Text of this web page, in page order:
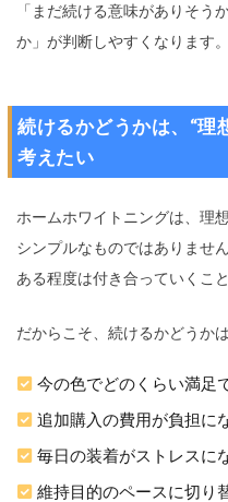
「まだ続ける意味がありそう
か」が判断しやすくなります。
続けるかどうかは、“理
考えたい
ホームホワイトニングは、理
シンプルなものではありませ
ある程度は付き合っていくこ
だからこそ、続けるかどうかは
今の色でどのくらい満足
追加購入の費用が負担に
毎日の装着がストレスに
維持目的のペースに切り